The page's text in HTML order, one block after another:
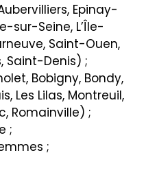
Epinay-
sur-Seine, L’Île-
Saint-Ouen,
Saint-Denis) ;
Bobigny, Bondy,
Les Lilas, Montreuil,
Romainville) ;
;
;